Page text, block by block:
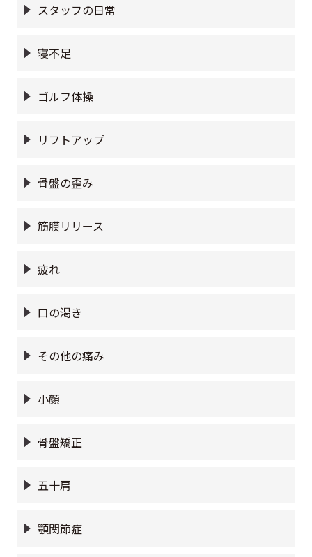
スタッフの日常
寝不足
ゴルフ体操
リフトアップ
骨盤の歪み
筋膜リリース
疲れ
口の渇き
その他の痛み
小顔
骨盤矯正
五十肩
顎関節症